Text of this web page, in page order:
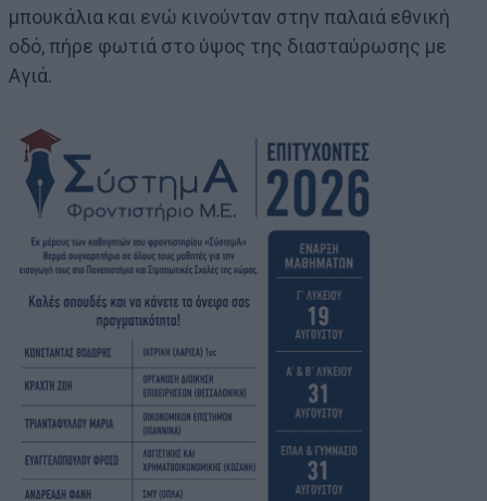
μπουκάλια και ενώ κινούνταν στην παλαιά εθνική
οδό, πήρε φωτιά στο ύψος της διασταύρωσης με
Αγιά.